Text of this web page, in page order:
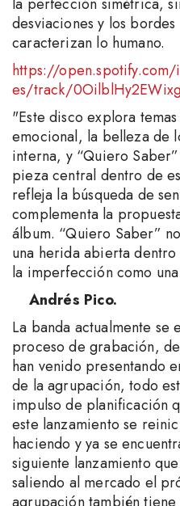
desviaciones y los
caracterizan lo humano.
https://open.spotify.com/
es/track/
"Este disco explora
emocional, la belleza de
interna, y “Quiero
pieza central dentro de
refleja la búsqueda de
complementa la
álbum. “Quiero Saber”
una herida abierta
la imperfección como
Andrés Pico.
La banda actualmente se
proceso de grabación,
han venido presentando
de la agrupación, todo
impulso de planificación
este lanzamiento se
haciendo y ya se
siguiente lanzamiento
saliendo al mercado el
agrupación también